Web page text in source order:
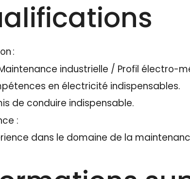
:
industrielle / Profil électro-
en électricité indispensables.
de conduire indispensable.
:
dans le domaine de la